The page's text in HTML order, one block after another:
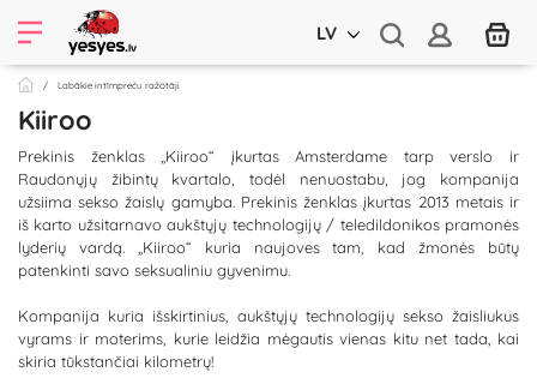
LV
Labākie intīmpreču ražotāji
Kiiroo
Prekinis ženklas „Kiiroo“ įkurtas Amsterdame tarp verslo ir
Raudonųjų žibintų kvartalo, todėl nenuostabu, jog kompanija
užsiima sekso žaislų gamyba. Prekinis ženklas įkurtas 2013 metais ir
iš karto užsitarnavo aukštųjų technologijų / teledildonikos pramonės
lyderių vardą. „Kiiroo“ kuria naujoves tam, kad žmonės būtų
patenkinti savo seksualiniu gyvenimu.
Kompanija kuria išskirtinius, aukštųjų technologijų sekso žaisliukus
vyrams ir moterims, kurie leidžia mėgautis vienas kitu net tada, kai
skiria tūkstančiai kilometrų!